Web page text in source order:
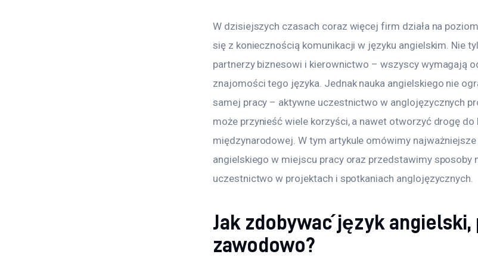
W dzisiejszych czasach coraz więcej firm działa na
się z koniecznością komunikacji w języku angielskim. Nie
partnerzy biznesowi i kierownictwo – wszyscy wymagają
znajomości tego języka. Jednak nauka angielskiego nie
samej pracy – aktywne uczestnictwo w anglojęzycznych
może przynieść wiele korzyści, a nawet otworzyć drogę do
międzynarodowej. W tym artykule omówimy
angielskiego w miejscu pracy oraz przedstawimy sposoby
uczestnictwo w projektach i spotkaniach anglojęzycznych.
Jak zdobywać język
zawodowo?